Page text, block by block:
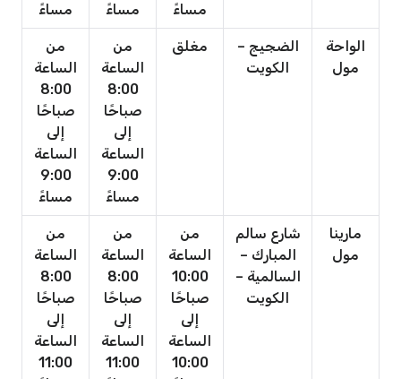
مساءً
مساءً
مساءً
الواحة
مول
الضجيج –
الكويت
مغلق
من
الساعة
8:00
صباحًا
إلى
الساعة
9:00
مساءً
من
الساعة
8:00
صباحًا
إلى
الساعة
9:00
مساءً
مارينا
مول
شارع سالم
المبارك –
السالمية –
الكويت
من
الساعة
10:00
صباحًا
إلى
الساعة
10:00
من
الساعة
8:00
صباحًا
إلى
الساعة
11:00
من
الساعة
8:00
صباحًا
إلى
الساعة
11:00